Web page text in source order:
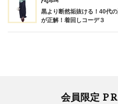
黒より断然垢抜ける！40代の
が正解！着回しコーデ３
会員限定